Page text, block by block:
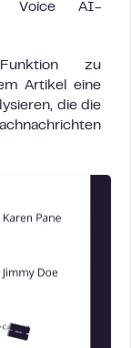
Voice AI-
zu
Artikel eine
die die